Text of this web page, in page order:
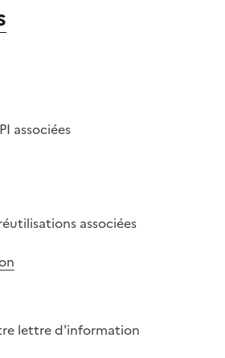
associées
associées
lettre d'information